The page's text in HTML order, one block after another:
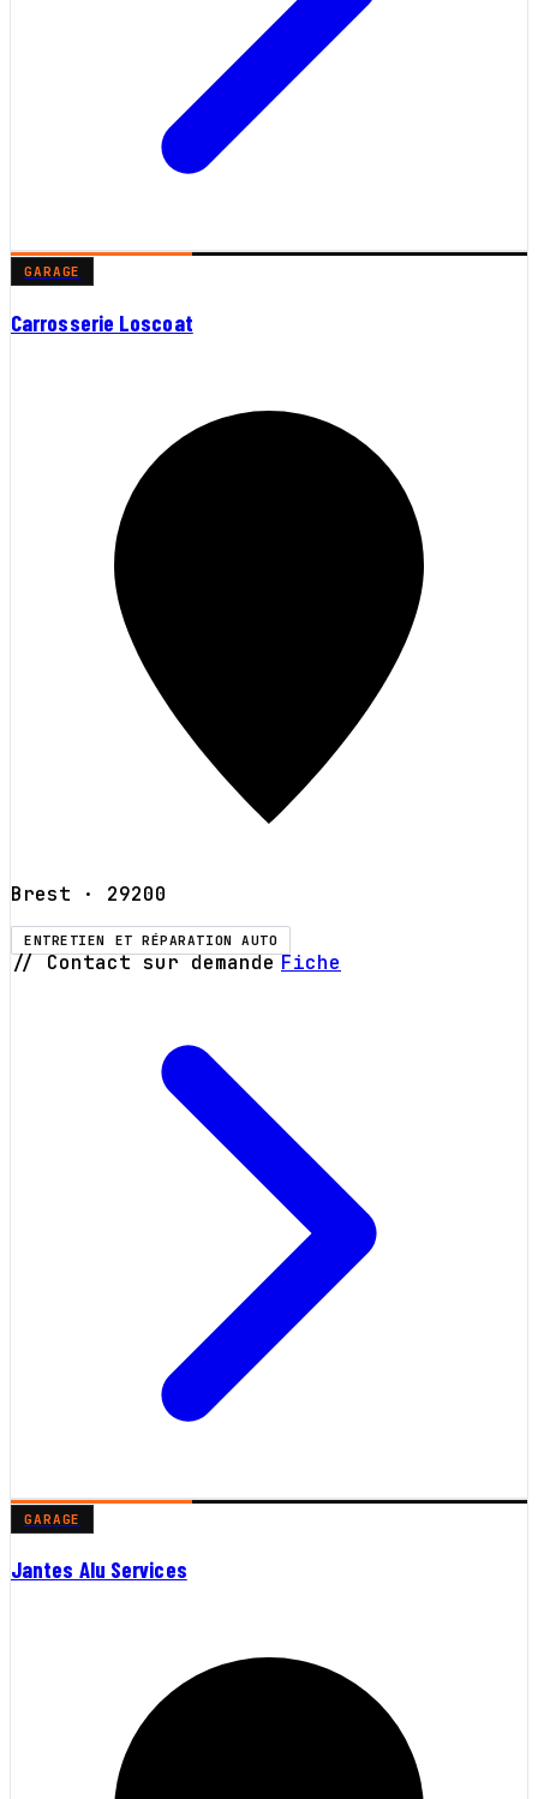
GARAGE
Carrosserie Loscoat
Brest · 29200
ENTRETIEN ET RÉPARATION AUTO
// Contact sur demande Fiche
GARAGE
Jantes Alu Services